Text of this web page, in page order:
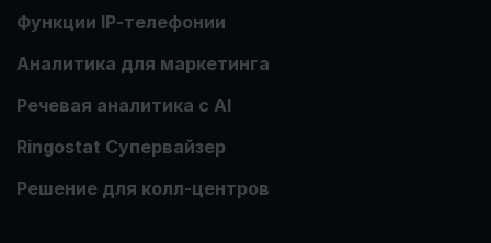
Функции ІР-телефонии
Аналитика для маркетинга
Речевая аналитика с АІ
Ringostat Супервайзер
Решение для колл-центров